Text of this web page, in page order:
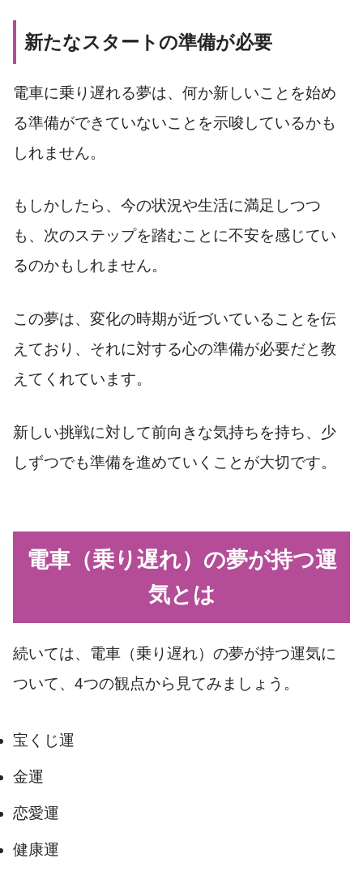
新たなスタートの準備が必要
電車に乗り遅れる夢は、何か新しいことを始め
る準備ができていないことを示唆しているかも
しれません。
もしかしたら、今の状況や生活に満足しつつ
も、次のステップを踏むことに不安を感じてい
るのかもしれません。
この夢は、変化の時期が近づいていることを伝
えており、それに対する心の準備が必要だと教
えてくれています。
新しい挑戦に対して前向きな気持ちを持ち、少
しずつでも準備を進めていくことが大切です。
電車（乗り遅れ）の夢が持つ運
気とは
続いては、電車（乗り遅れ）の夢が持つ運気に
ついて、4つの観点から見てみましょう。
宝くじ運
金運
恋愛運
健康運